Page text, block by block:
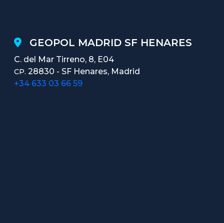
GEOPOL MADRID SF HENARES
C. del Mar Tirreno, 8, E04
CP. 28830 - SF Henares, Madrid
+34 633 03 66 59